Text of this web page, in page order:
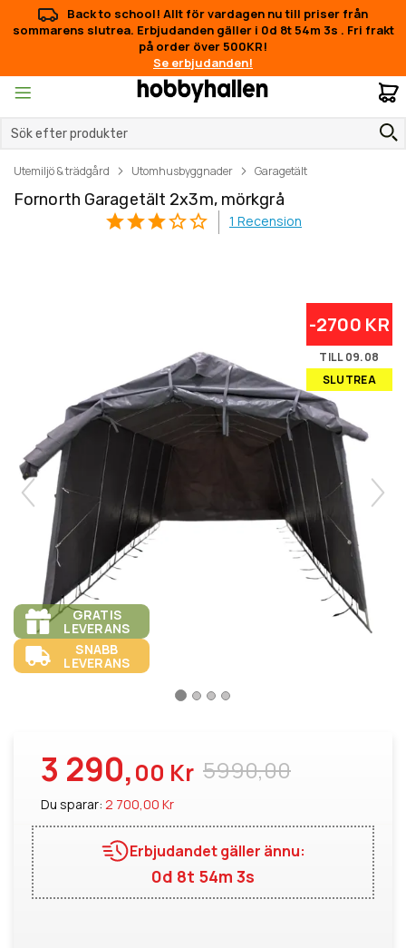
Back to school! Allt för vardagen nu till priser från
sommarens slutrea. Erbjudanden gäller i 0d 8t 54m 3s . Fri frakt
på order över 500KR!
Se erbjudanden!
Utemiljö & trädgård Utomhusbyggnader Garagetält
Fornorth Garagetält 2x3m, mörkgrå
1 Recension
-2700 KR
TILL 09.08
SLUTREA
GRATIS
LEVERANS
SNABB
LEVERANS
5990,00
3 290,00 Kr
Du sparar: 2 700,00 Kr
Erbjudandet gäller ännu:
0d 8t 54m 3s